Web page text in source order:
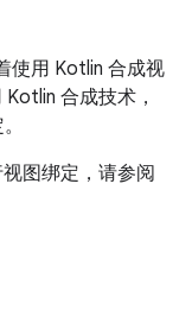
使用 Kotlin 合成视
合成技术，
图绑定，请参阅